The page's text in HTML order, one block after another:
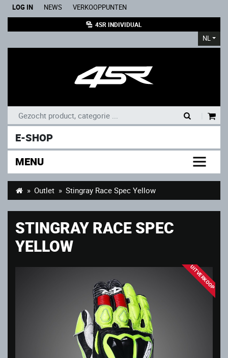
LOG IN NEWS VERKOOPPUNTEN
4SR INDIVIDUAL
NL
E-SHOP
MENU
Outlet Stingray Race Spec Yellow
STINGRAY RACE SPEC
YELLOW
UITVERKOOP